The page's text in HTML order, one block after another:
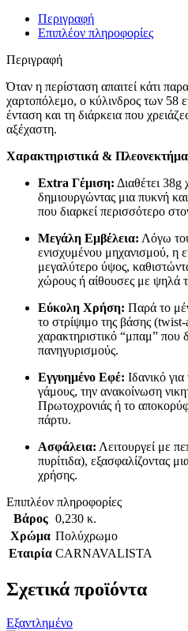
Περιγραφή
Επιπλέον πληροφορίες
Περιγραφή
Όταν η περίσταση απαιτεί κάτι
χαρτοπόλεμο, ο κύλινδρος των 58
ένταση και τη διάρκεια που
αξέχαστη.
Χαρακτηριστικά &
Extra Γέμιση: Διαθέτει
δημιουργώντας μια πυκνή
που διαρκεί περισσότερο
Μεγάλη Εμβέλεια: Λόγω
ενισχυμένου μηχανισμού, η
μεγαλύτερο ύψος,
χώρους ή αίθουσες με ψηλά
Εύκολη Χρήση: Παρά το
το στρίψιμο της βάσης
χαρακτηριστικό “μπαμ” που
πανηγυρισμούς.
Εγγυημένο Εφέ: Ιδανικό
γάμους, την ανακοίνωση
Πρωτοχρονιάς ή το
πάρτυ.
Ασφάλεια: Λειτουργεί με
πυρίτιδα), εξασφαλίζοντας
χρήσης.
Επιπλέον πληροφορίες
Βάρος 0,230 κ.
Χρώμα Πολύχρωμο
Εταιρία CARNAVALISTA
Σχετικά προϊόντα
Εξαντλημένο